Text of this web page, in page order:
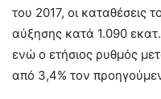
του 2017, οι καταθέσεις
αύξησης κατά 1.090
ενώ ο ετήσιος ρυθμός
από 3,4% τον